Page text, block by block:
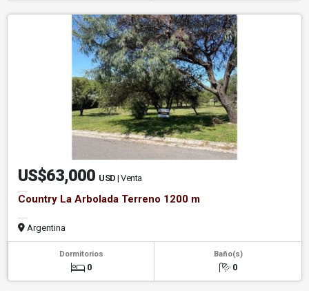
US$63,000 USD | Venta
Country La Arbolada Terreno 1200 m
Argentina
Dormitorios
0
Baño(s)
0